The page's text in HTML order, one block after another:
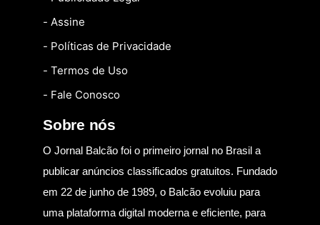
- Assine
- Políticas de Privacidade
- Termos de Uso
- Fale Conosco
Sobre nós
O Jornal Balcão foi o primeiro jornal no Brasil a
publicar anúncios classificados gratuitos. Fundado
em 22 de junho de 1989, o Balcão evoluiu para
uma plataforma digital moderna e eficiente, para